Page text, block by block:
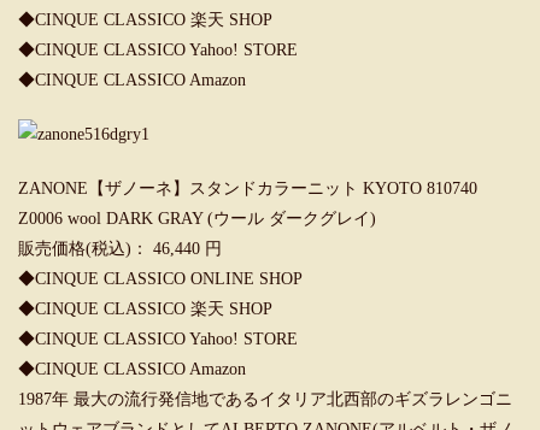
◆CINQUE CLASSICO 楽天 SHOP
◆CINQUE CLASSICO Yahoo! STORE
◆CINQUE CLASSICO Amazon
ZANONE【ザノーネ】スタンドカラーニット KYOTO 810740
Z0006 wool DARK GRAY (ウール ダークグレイ)
販売価格(税込)： 46,440 円
◆CINQUE CLASSICO ONLINE SHOP
◆CINQUE CLASSICO 楽天 SHOP
◆CINQUE CLASSICO Yahoo! STORE
◆CINQUE CLASSICO Amazon
1987年 最大の流行発信地であるイタリア北西部のギズラレンゴニ